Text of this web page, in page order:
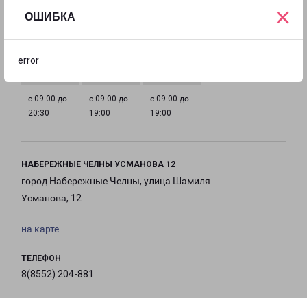
ОШИБКА
error
×
с 09:00 до
с 09:00 до
с 09:00 до
с 09:00 до
с 09:00 до
20:30
с 09:00 до
19:00
с 09:00 до
19:00
НАБЕРЕЖНЫЕ ЧЕЛНЫ УСМАНОВА 12
город Набережные Челны, улица Шамиля
Усманова, 12
на карте
ТЕЛЕФОН
8(8552) 204-881